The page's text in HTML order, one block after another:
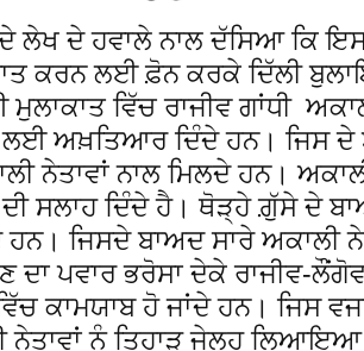
ਲੇਖ ਦੇ ਹਵਾਲੇ ਨਾਲ ਦੱਸਿਆ ਕਿ
ਕਰਨ ਲਈ ਫ਼ੋਨ ਕਰਕੇ ਦਿੱਲੀ
ਮੁਲਾਕਾਤ ਵਿੱਚ ਰਾਜੀਵ ਗਾਂਧੀ
ਅਖ਼ਤਿਆਰ ਦਿੰਦੇ ਹਨ। ਜਿਸ ਦੇ
ਨੇਤਾਵਾਂ ਨਾਲ ਮਿਲਦੇ ਹਨ।
ਸਲਾਹ ਦਿੰਦੇ ਹੈ। ਥੋੜ੍ਹੇ ਗ਼ੁੱਸੇ ਦੇ
ਜਿਸਦੇ ਬਾਅਦ ਸਾਰੇ ਅਕਾਲੀ
ਦਾ ਪਵਾਰ ਭਰੋਸਾ ਦੇਕੇ ਰਾਜੀਵ-
ਕਾਮਯਾਬ ਹੋ ਜਾਂਦੇ ਹਨ। ਜਿਸ
ਨੇਤਾਵਾਂ ਨੂੰ ਤਿਹਾੜ ਜੇਲ੍ਹ ਲਿਆਇਆ